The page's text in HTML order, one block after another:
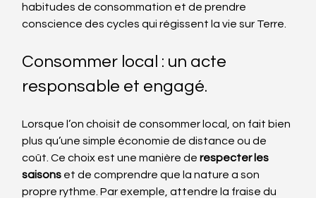
habitudes de consommation et de prendre
conscience des cycles qui régissent la vie sur Terre.
Consommer local : un acte
responsable et engagé.
Lorsque l’on choisit de consommer local, on fait bien
plus qu’une simple économie de distance ou de
coût. Ce choix est une manière de respecter les
saisons et de comprendre que la nature a son
propre rythme. Par exemple, attendre la fraise du